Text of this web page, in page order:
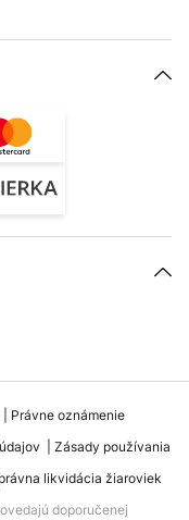
Právne oznámenie
Zásady používania
likvidácia žiaroviek
doporučenej